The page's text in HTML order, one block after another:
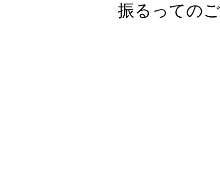
振るっての